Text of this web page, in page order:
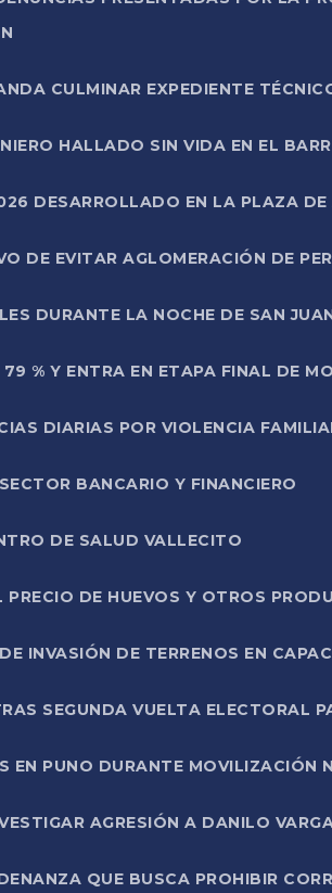
CULMINAR EXPEDIENTE
HALLADO SIN VIDA EN EL
DESARROLLADO EN LA PLAZA DE
DE EVITAR AGLOMERACIÓN DE
DURANTE LA NOCHE DE SAN
% Y ENTRA EN ETAPA FINAL DE
DIARIAS POR VIOLENCIA
BANCARIO Y FINANCIERO
DE SALUD VALLECITO
DE HUEVOS Y OTROS
INVASIÓN DE TERRENOS EN
SEGUNDA VUELTA ELECTORAL
EN PUNO DURANTE MOVILIZACIÓN
AGRESIÓN A DANILO
QUE BUSCA PROHIBIR